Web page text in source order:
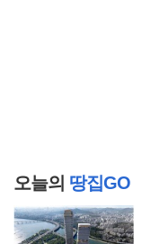
오늘의 땅집GO